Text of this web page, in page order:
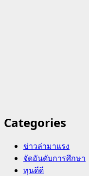
Categories
ข่าวล่ามาแรง
จัดอันดับการศึกษา
ทุนดีดี